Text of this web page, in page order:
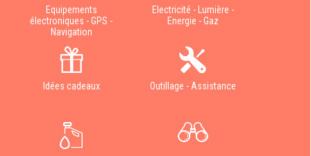
Equipements
électroniques - GPS -
Navigation
Electricité - Lumière -
Energie - Gaz
Idées cadeaux Outillage - Assistance